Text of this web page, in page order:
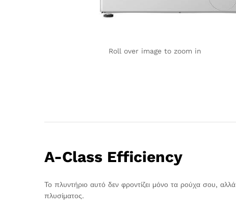
Roll over image to zoom in
A-Class Efficiency
Το πλυντήριο αυτό δεν φροντίζει μόνο τα ρούχα σου,
πλυσίματος.